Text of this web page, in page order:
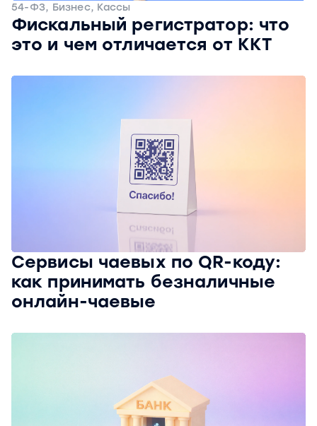
54-ФЗ, Бизнес, Кассы
Фискальный регистратор: что
это и чем отличается от ККТ
Сервисы чаевых по QR-коду:
как принимать безналичные
онлайн-чаевые